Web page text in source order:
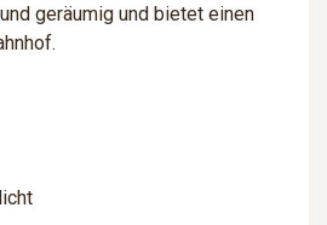
geräumig und bietet einen